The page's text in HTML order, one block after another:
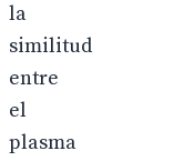
la
similitud
entre
el
plasma